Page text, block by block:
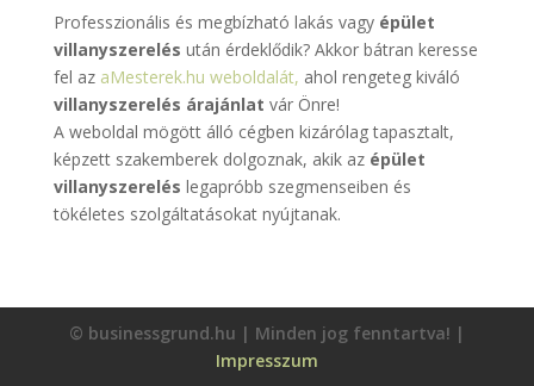
Professzionális és megbízható lakás vagyépület
villanyszerelés után érdeklődik? Akkor bátran keresse
fel az aMesterek.hu weboldalát, ahol rengeteg kiváló
villanyszerelés árajánlat vár Önre!
A weboldal mögött álló cégben kizárólag tapasztalt,
képzett szakemberek dolgoznak, akik azépület
villanyszerelés legapróbb szegmenseiben és
tökéletes szolgáltatásokat nyújtanak.
© businessgrund.hu | Minden jog fenntartva! |
Impresszum